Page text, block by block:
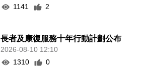
1141
2
長者及康復服務十年行動計劃公布
2026-08-10 12:10
1310
0